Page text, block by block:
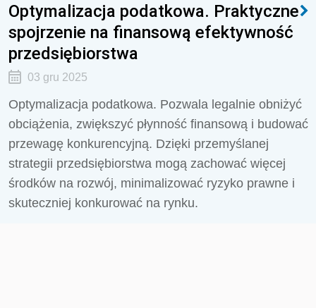
Optymalizacja podatkowa. Praktyczne
spojrzenie na finansową efektywność
przedsiębiorstwa
03 gru 2025
Optymalizacja podatkowa. Pozwala legalnie obniżyć
obciążenia, zwiększyć płynność finansową i budować
przewagę konkurencyjną. Dzięki przemyślanej
strategii przedsiębiorstwa mogą zachować więcej
środków na rozwój, minimalizować ryzyko prawne i
skuteczniej konkurować na rynku.